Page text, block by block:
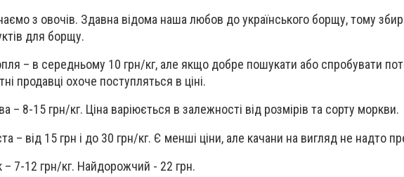
з овочів. Здавна відома наша любов до українського борщу, тому
для борщу.
– в середньому 10 грн/кг, але якщо добре пошукати або спробувати
продавці охоче поступляться в ціні.
– 8-15 грн/кг. Ціна варіюється в залежності від розмірів та сорту моркви.
– від 15 грн і до 30 грн/кг. Є менші ціни, але качани на вигляд не надто
– 7-12 грн/кг. Найдорожчий - 22 грн.